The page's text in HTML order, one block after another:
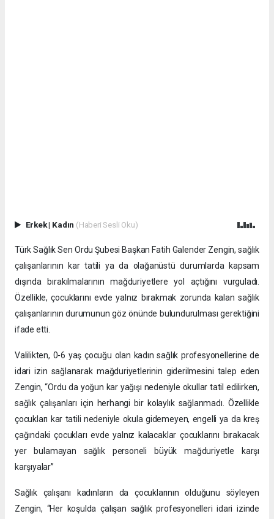
Erkek| Kadın (Haberi Sesli Oku)
Türk Sağlık Sen Ordu Şubesi Başkan Fatih Galender Zengin, sağlık
çalışanlarının kar tatili ya da olağanüstü durumlarda kapsam
dışında bırakılmalarının mağduriyetlere yol açtığını vurguladı.
Özellikle, çocuklarını evde yalnız bırakmak zorunda kalan sağlık
çalışanlarının durumunun göz önünde bulundurulması gerektiğini
ifade etti.
Valilikten, 0-6 yaş çocuğu olan kadın sağlık profesyonellerine de
idari izin sağlanarak mağduriyetlerinin giderilmesini talep eden
Zengin, “Ordu da yoğun kar yağışı nedeniyle okullar tatil edilirken,
sağlık çalışanları için herhangi bir kolaylık sağlanmadı. Özellikle
çocukları kar tatili nedeniyle okula gidemeyen, engelli ya da kreş
çağındaki çocukları evde yalnız kalacaklar çocuklarını bırakacak
yer bulamayan sağlık personeli büyük mağduriyetle karşı
karşıyalar”
Sağlık çalışanı kadınların da çocuklarının olduğunu söyleyen
Zengin, “Her koşulda çalışan sağlık profesyonelleri idari izinde